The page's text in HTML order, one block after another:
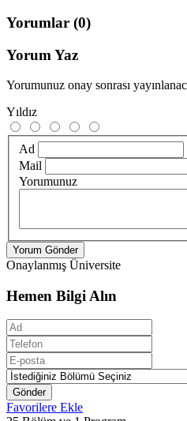
Yorumlar (0)
Yorum Yaz
Yorumunuz onay sonrası
Yıldız
Ad
Mail
Yorumunuz
Yorum Gönder
Onaylanmış Üniversite
Hemen Bilgi Alın
Gönder
Favorilere Ekle